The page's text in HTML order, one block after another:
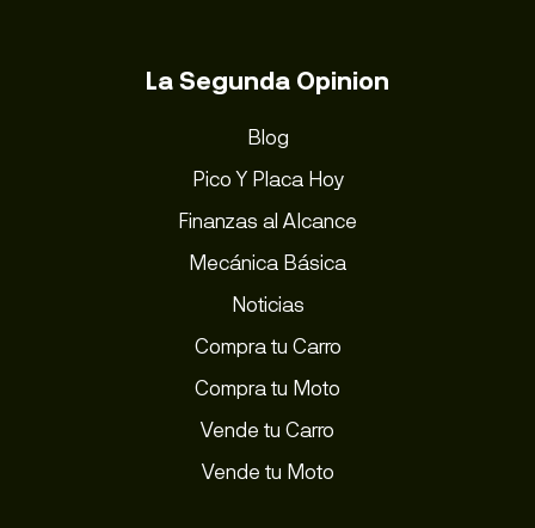
La Segunda Opinion
Blog
Pico Y Placa Hoy
Finanzas al Alcance
Mecánica Básica
Noticias
Compra tu Carro
Compra tu Moto
Vende tu Carro
Vende tu Moto